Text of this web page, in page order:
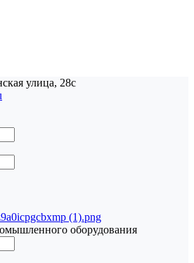
улица, 28с
оборудования